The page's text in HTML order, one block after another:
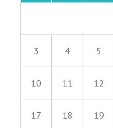
3 4 5
10 11 12
17 18 19